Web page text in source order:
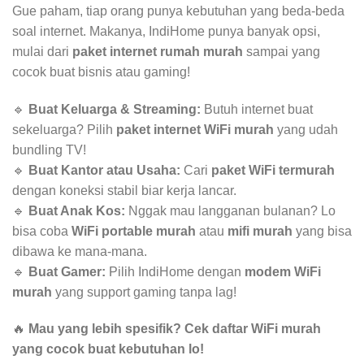
Gue paham, tiap orang punya kebutuhan yang beda-beda
soal internet. Makanya, IndiHome punya banyak opsi,
mulai dari paket internet rumah murah sampai yang
cocok buat bisnis atau gaming!
🔹 Buat Keluarga & Streaming: Butuh internet buat
sekeluarga? Pilih paket internet WiFi murah yang udah
bundling TV!
🔹
Buat Kantor atau Usaha: Cari paket WiFi termurah
dengan koneksi stabil biar kerja lancar.
🔹
Buat Anak Kos: Nggak mau langganan bulanan? Lo
bisa coba WiFi portable murah atau mifi murah yang bisa
dibawa ke mana-mana.
🔹
Buat Gamer: Pilih IndiHome dengan modem WiFi
murah yang support gaming tanpa lag!
🔥 Mau yang lebih spesifik? Cek daftar WiFi murah
yang cocok buat kebutuhan lo!